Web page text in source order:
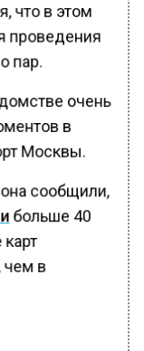
что в этом
проведения
пар.
очень
в
Москвы.
сообщили,
больше 40
чем в